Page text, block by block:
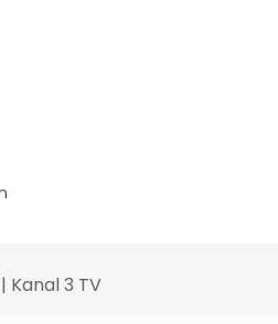
Kanal 3 TV